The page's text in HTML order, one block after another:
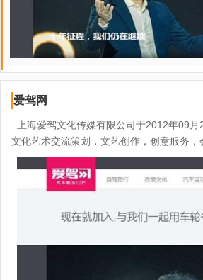
爱驾网
上海爱驾文化传媒有限公司于2012年09
文化艺术交流策划，文艺创作，创意服务，